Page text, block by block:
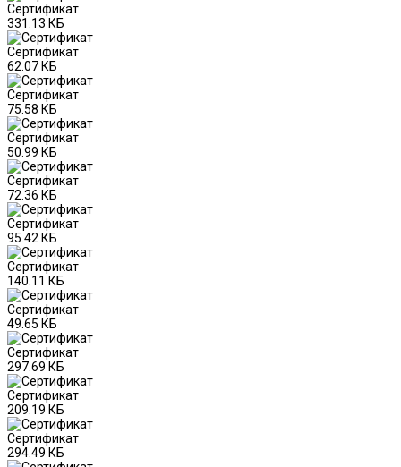
Сертификат
331.13 КБ
Сертификат
62.07 КБ
Сертификат
75.58 КБ
Сертификат
50.99 КБ
Сертификат
72.36 КБ
Сертификат
95.42 КБ
Сертификат
140.11 КБ
Сертификат
49.65 КБ
Сертификат
297.69 КБ
Сертификат
209.19 КБ
Сертификат
294.49 КБ